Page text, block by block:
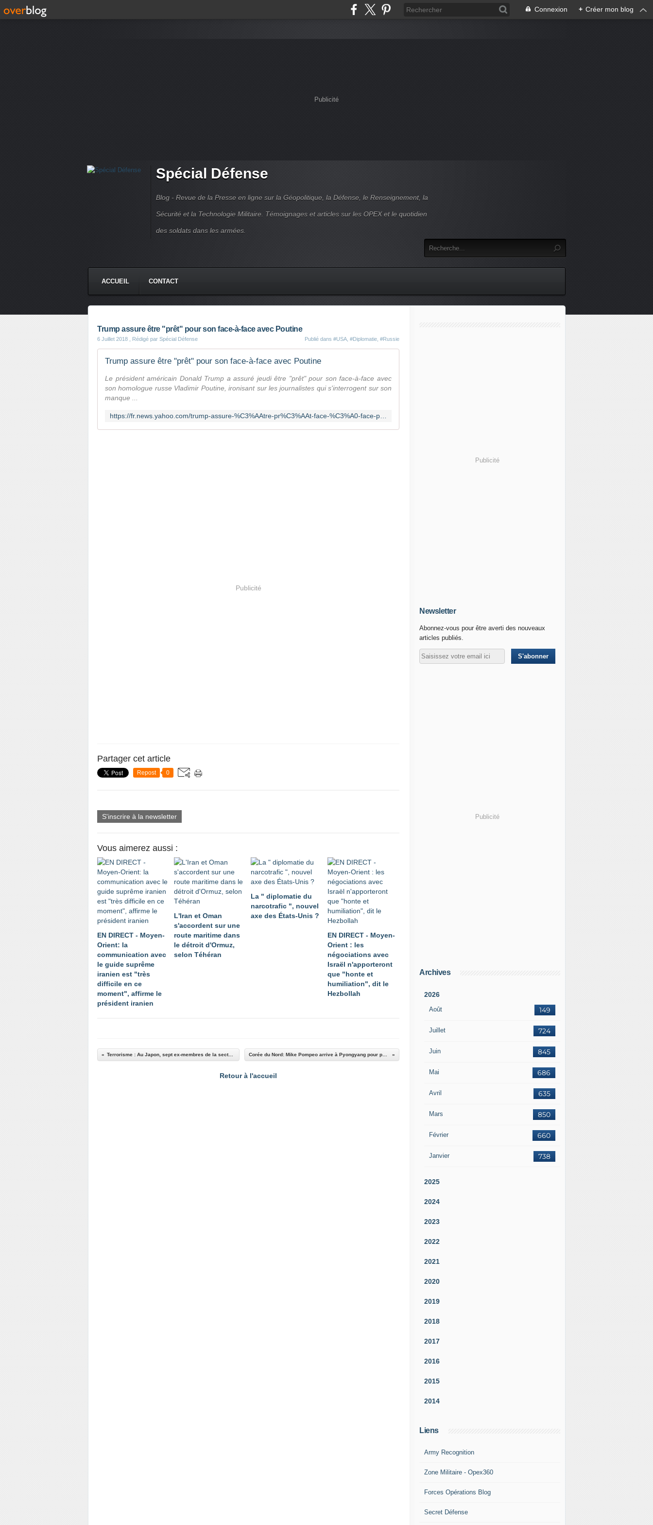
Connexion + Créer mon blog
Publicité
Spécial Défense
Blog - Revue de la Presse en ligne sur la Géopolitique, la Défense, le Renseignement, la
Sécurité et la Technologie Militaire. Témoignages et articles sur les OPEX et le quotidien
des soldats dans les armées.
ACCUEIL CONTACT
Trump assure être "prêt" pour son face-à-face avec Poutine
6 Juillet 2018 , Rédigé par Spécial Défense Publié dans #USA #Diplomatie #Russie
Trump assure être "prêt" pour son face-à-face avec Poutine
Le président américain Donald Trump a assuré jeudi être "prêt" pour son face-à-face avec
son homologue russe Vladimir Poutine, ironisant sur les journalistes qui s'interrogent sur son
manque ...
Publicité
Partager cet article
Repost 0
S'inscrire à la newsletter
Vous aimerez aussi :
EN DIRECT - Moyen-
Orient: la
communication avec
le guide suprême
iranien est "très
difficile en ce
moment", affirme le
président iranien
L'Iran et Oman
s'accordent sur une
route maritime dans
le détroit d'Ormuz,
selon Téhéran
La " diplomatie du
narcotrafic ", nouvel
axe des États-Unis ?
EN DIRECT - Moyen-
Orient : les
négociations avec
Israël n'apporteront
que "honte et
humiliation", dit le
Hezbollah
Terrorisme : Au Japon, sept ex-membres de la secte Aum exécutés Corée du Nord: Mike Pompeo arrive à Pyongyang pour parler du nucléaire
Retour à l'accueil
Publicité
Newsletter
Abonnez-vous pour être averti des nouveaux
articles publiés.
Publicité
Archives
2026
Août 149
Juillet 724
Juin 845
Mai 686
Avril 635
Mars 850
Février 660
Janvier 738
2025
2024
2023
2022
2021
2020
2019
2018
2017
2016
2015
2014
Liens
Army Recognition
Zone Militaire - Opex360
Forces Opérations Blog
Secret Défense